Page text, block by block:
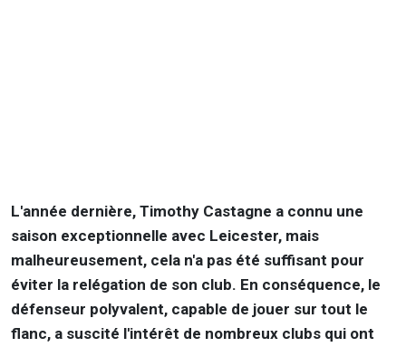
L'année dernière, Timothy Castagne a connu une
saison exceptionnelle avec Leicester, mais
malheureusement, cela n'a pas été suffisant pour
éviter la relégation de son club. En conséquence, le
défenseur polyvalent, capable de jouer sur tout le
flanc, a suscité l'intérêt de nombreux clubs qui ont